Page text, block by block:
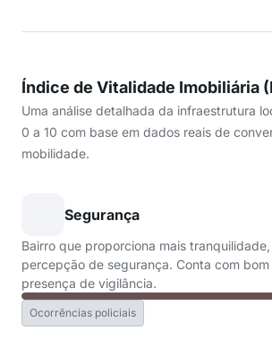
Índice de Vitalidade Imobiliária
Uma análise detalhada da infraestrutura
0 a 10 com base em dados reais de
mobilidade.
Segurança
Bairro que proporciona mais
percepção de segurança. Conta com
presença de vigilância.
Ocorrências policiais